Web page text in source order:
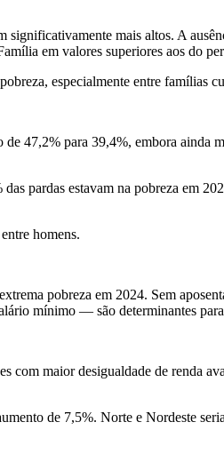
mais altos. A
em valores superiores aos do
especialmente entre famílias
47,2% para 39,4%, embora
pardas estavam na pobreza em
homens.
pobreza em 2024. Sem
mínimo — são determinantes
com maior desigualdade de renda
de 7,5%. Norte e Nordeste